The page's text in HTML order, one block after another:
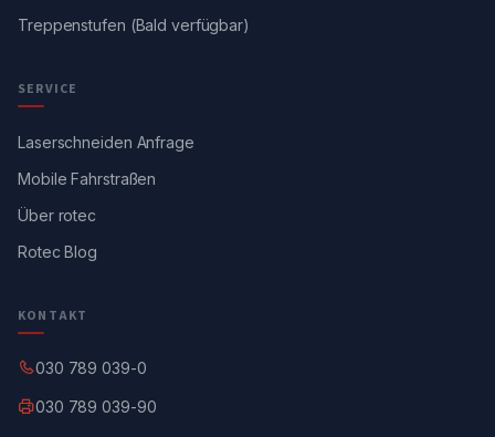
Treppenstufen (Bald verfügbar)
SERVICE
Laserschneiden Anfrage
Mobile Fahrstraßen
Über rotec
Rotec Blog
KONTAKT
030 789 039-0
030 789 039-90